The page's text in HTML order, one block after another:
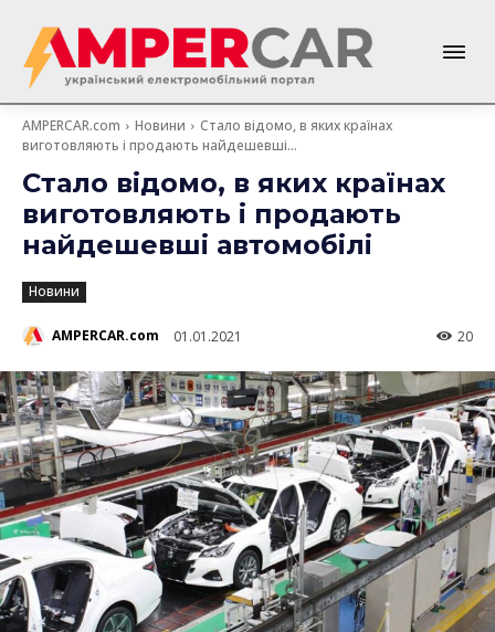
AMPERCAR.com Новини
Стало відомо, в яких країнах
виготовляють і продають найдешевші...
Стало відомо, в яких країнах
виготовляють і продають
найдешевші автомобілі
Новини
AMPERCAR.com 01.01.2021 20